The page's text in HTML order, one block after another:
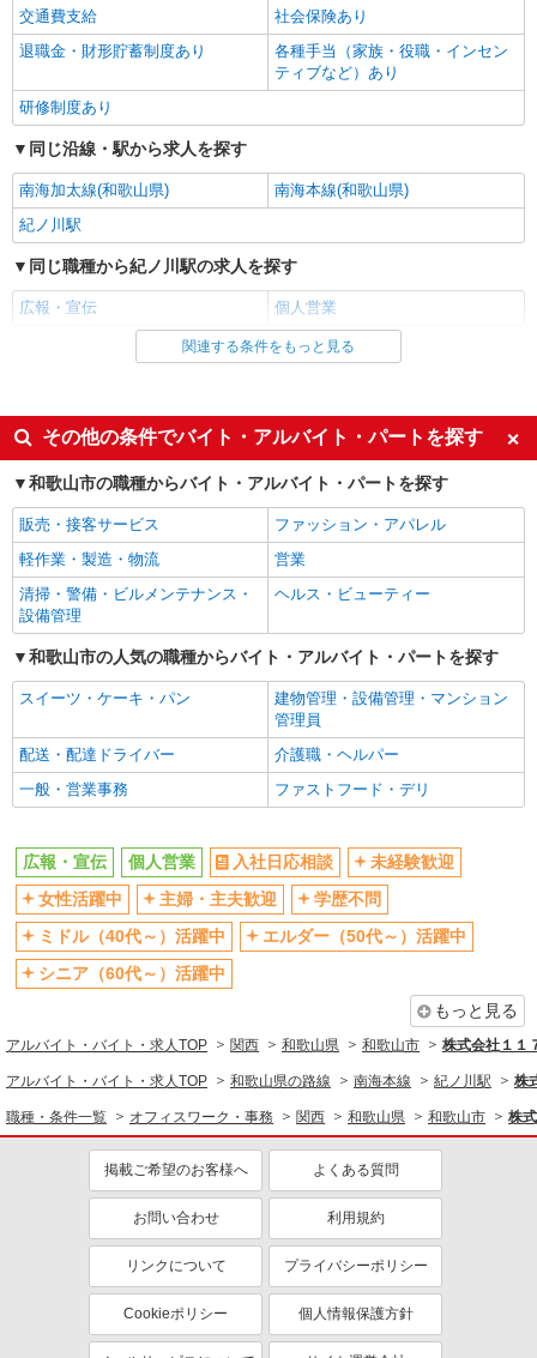
交通費支給
社会保険あり
退職金・財形貯蓄制度あり
各種手当（家族・役職・インセン
ティブなど）あり
研修制度あり
同じ沿線・駅から求人を探す
南海加太線(和歌山県)
南海本線(和歌山県)
紀ノ川駅
同じ職種から紀ノ川駅の求人を探す
広報・宣伝 個人営業
同じ雇用形態から紀ノ川駅の求人を探す
同じ特徴から紀ノ川駅の求人を探す
入社日応相談
未経験歓迎
女性活躍中
主婦・主夫歓迎
学歴不問
ミドル（40代～）活躍中
エルダー（50代～）活躍中
シニア（60代～）活躍中
ボーナス・賞与あり
土日祝休み
車通勤OK
交通費支給
社会保険あり
各種手当（家族・役職・インセン
ティブなど）あり
研修制度あり
同じ職種から求人を探す
オフィスワーク・事務
広報・宣伝
営業
同じ特徴から求人を探す
ミドル（40代～）活躍中
ボーナス・賞与あり
土日祝休み
車通勤OK
交通費支給
社会保険あり
関連する条件をもっと見る
その他の条件でバイト・アルバイト・パートを探す
和歌山市の職種からバイト・アルバイト・パートを探す
販売・接客サービス
ファッション・アパレル
軽作業・製造・物流
営業
清掃・警備・ビルメンテナンス・
設備管理
ヘルス・ビューティー
和歌山市の人気の職種からバイト・アルバイト・パートを探す
スイーツ・ケーキ・パン
建物管理・設備管理・マンション
管理員
配送・配達ドライバー
介護職・ヘルパー
一般・営業事務
ファストフード・デリ
広報・宣伝 個人営業 入社日応相談
未経験歓迎
女性活躍中
主婦・主夫歓迎
学歴不問
ミドル（40代～）活躍中
エルダー（50代～）活躍中
シニア（60代～）活躍中
もっと見る
アルバイト・バイト・求人TOP 関西 和歌山県 和歌山市 株式会社１１
アルバイト・バイト・求人TOP 和歌山県の路線 南海本線 紀ノ川駅 株
職種・条件一覧 オフィスワーク・事務 関西 和歌山県 和歌山市 株
掲載ご希望のお客様へ よくある質問
お問い合わせ 利用規約
リンクについて プライバシーポリシー
Cookieポリシー 個人情報保護方針